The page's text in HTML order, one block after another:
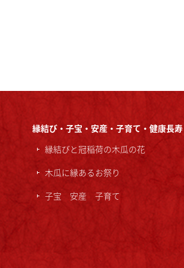
縁結び・子宝・安産・子育て・健康長寿
縁結びと冠稲荷の木瓜の花
木瓜に縁あるお祭り
子宝 安産 子育て